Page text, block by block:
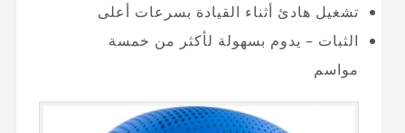
تشغيل هادئ أثناء القيادة بسرعات أعلى
الثبات – يدوم بسهولة لأكثر من خمسة
مواسم